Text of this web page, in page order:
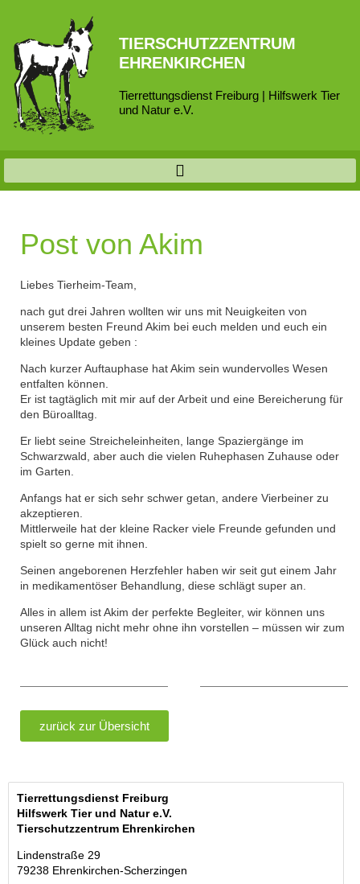
TIERSCHUTZZENTRUM
EHRENKIRCHEN
Tierrettungsdienst Freiburg | Hilfswerk Tier
und Natur e.V.
Post von Akim
Liebes Tierheim-Team,
nach gut drei Jahren wollten wir uns mit Neuigkeiten von
unserem besten Freund Akim bei euch melden und euch ein
kleines Update geben :
Nach kurzer Auftauphase hat Akim sein wundervolles Wesen
entfalten können.
Er ist tagtäglich mit mir auf der Arbeit und eine Bereicherung für
den Büroalltag.
Er liebt seine Streicheleinheiten, lange Spaziergänge im
Schwarzwald, aber auch die vielen Ruhephasen Zuhause oder
im Garten.
Anfangs hat er sich sehr schwer getan, andere Vierbeiner zu
akzeptieren.
Mittlerweile hat der kleine Racker viele Freunde gefunden und
spielt so gerne mit ihnen.
Seinen angeborenen Herzfehler haben wir seit gut einem Jahr
in medikamentöser Behandlung, diese schlägt super an.
Alles in allem ist Akim der perfekte Begleiter, wir können uns
unseren Alltag nicht mehr ohne ihn vorstellen – müssen wir zum
Glück auch nicht!
zurück zur Übersicht
Tierrettungsdienst Freiburg
Hilfswerk Tier und Natur e.V.
Tierschutzzentrum Ehrenkirchen
Lindenstraße 29
79238 Ehrenkirchen-Scherzingen